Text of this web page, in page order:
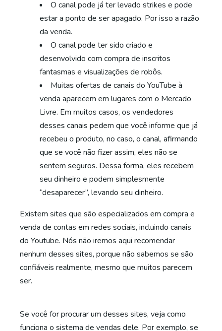
O canal pode já ter levado strikes e pode
estar a ponto de ser apagado. Por isso a razão
da venda.
O canal pode ter sido criado e
desenvolvido com compra de inscritos
fantasmas e visualizações de robôs.
Muitas ofertas de canais do YouTube à
venda aparecem em lugares com o Mercado
Livre. Em muitos casos, os vendedores
desses canais pedem que você informe que já
recebeu o produto, no caso, o canal, afirmando
que se você não fizer assim, eles não se
sentem seguros. Dessa forma, eles recebem
seu dinheiro e podem simplesmente
“desaparecer”, levando seu dinheiro.
Existem sites que são especializados em compra e
venda de contas em redes sociais, incluindo canais
do Youtube. Nós não iremos aqui recomendar
nenhum desses sites, porque não sabemos se são
confiáveis realmente, mesmo que muitos parecem
ser.
Se você for procurar um desses sites, veja como
funciona o sistema de vendas dele. Por exemplo, se